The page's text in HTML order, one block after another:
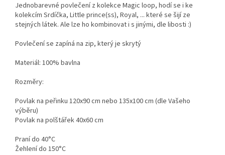
Jednobarevné povlečení z kolekce Magic loop, hodí se i ke
kolekcím Srdíčka, Little prince(ss), Royal, ... které se šijí ze
stejných látek. Ale lze ho kombinovat i s jinými, dle libosti :)
Povlečení se zapíná na zip, který je skrytý
Materiál: 100% bavlna
Rozměry:
Povlak na peřinku 120x90 cm nebo 135x100 cm (dle Vašeho
výběru)
Povlak na polštářek 40x60 cm
Praní do 40°C
Žehlení do 150°C